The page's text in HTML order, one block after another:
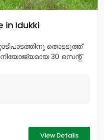
in Idukki
തൊട്ടടുത്ത്
30 സെന്റ്
View Details